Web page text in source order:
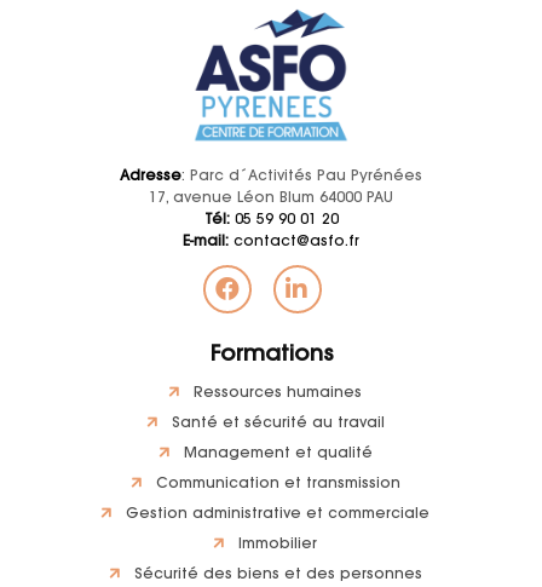
Adresse: Parc d´Activités Pau Pyrénées
17, avenue Léon Blum 64000 PAU
Tél:05 59 90 01 20
E-mail: contact@asfo.fr
Formations
Ressources humaines
Santé et sécurité au travail
Management et qualité
Communication et transmission
Gestion administrative et commerciale
Immobilier
Sécurité des biens et des personnes